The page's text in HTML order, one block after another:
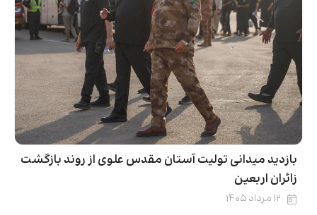
بازدید میدانی تولیت آستان مقدس علوی از روند بازگشت
زائران اربعین
۱۲ مرداد ۱۴۰۵